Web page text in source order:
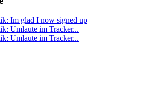
Im glad I now signed up
Umlaute im Tracker...
Umlaute im Tracker...